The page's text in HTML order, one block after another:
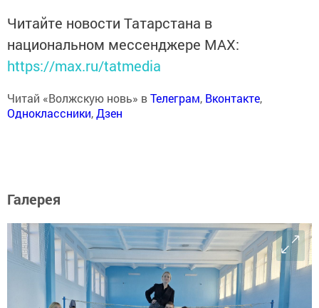
Читайте новости Татарстана в
национальном мессенджере MАХ:
https://max.ru/tatmedia
Читай «Волжскую новь» вТелеграм, Вконтакте,
Одноклассники,Дзен
Галерея